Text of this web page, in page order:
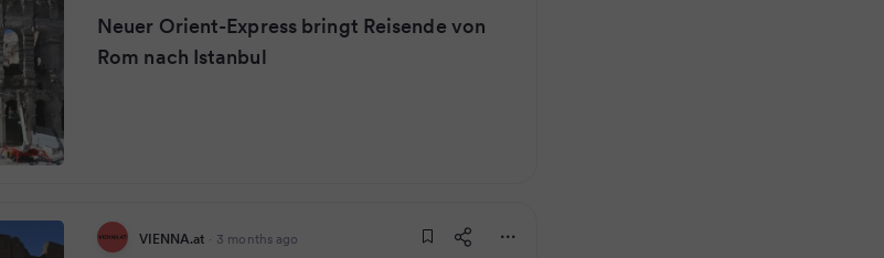
Neuer Orient-Express bringt Reisende von
Rom nach Istanbul
VIENNA.at · 3 months ago